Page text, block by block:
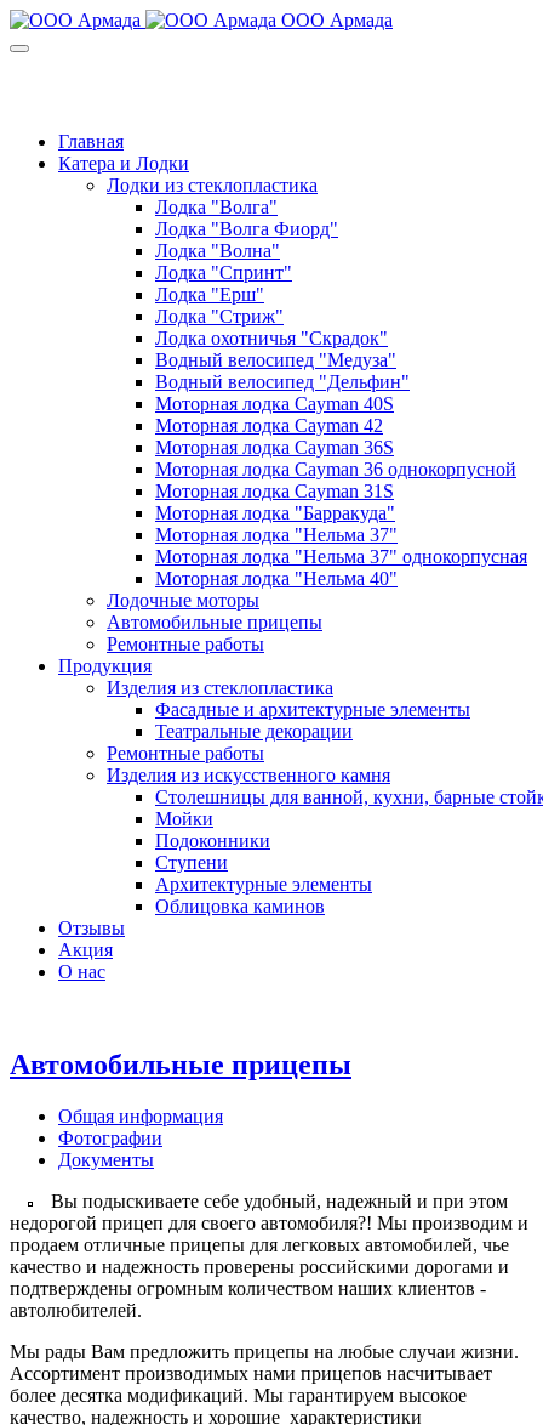
ООО Армада
Главная
Катера и Лодки
Лодки из стеклопластика
Лодка "Волга"
Лодка "Волга Фиорд"
Лодка "Волна"
Лодка "Спринт"
Лодка "Ерш"
Лодка "Стриж"
Лодка охотничья "Скрадок"
Водный велосипед "Медуза"
Водный велосипед "Дельфин"
Моторная лодка Cayman 40S
Моторная лодка Cayman 42
Моторная лодка Cayman 36S
Моторная лодка Cayman 36 однокорпусной
Моторная лодка Cayman 31S
Моторная лодка "Барракуда"
Моторная лодка "Нельма 37"
Моторная лодка "Нельма 37" однокорпусная
Моторная лодка "Нельма 40"
Лодочные моторы
Автомобильные прицепы
Ремонтные работы
Продукция
Изделия из стеклопластика
Фасадные и архитектурные элементы
Театральные декорации
Ремонтные работы
Изделия из искусственного камня
Столешницы для ванной, кухни, барные
Мойки
Подоконники
Ступени
Архитектурные элементы
Облицовка каминов
Отзывы
Акция
О нас
Автомобильные прицепы
Общая информация
Фотографии
Документы
Вы подыскиваете себе удобный, надежный и при этом
недорогой прицеп для своего автомобиля?! Мы производим и
продаем отличные прицепы для легковых автомобилей, чье
качество и надежность проверены российскими дорогами и
подтверждены огромным количеством наших клиентов -
автолюбителей.
Мы рады Вам предложить прицепы на любые случаи жизни.
Ассортимент производимых нами прицепов насчитывает
более десятка модификаций. Мы гарантируем высокое
качество, надежность и хорошие характеристики